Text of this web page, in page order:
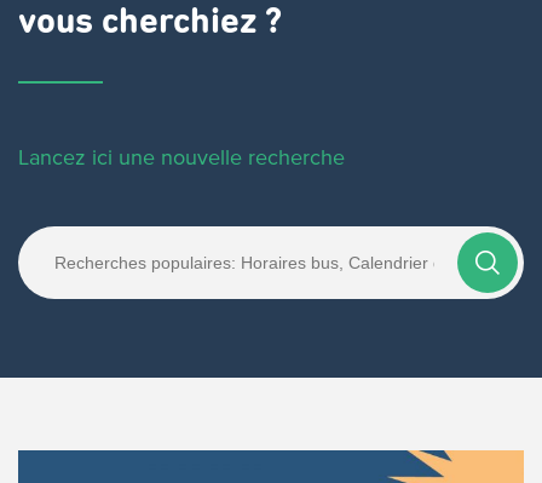
vous cherchiez ?
Lancez ici une nouvelle recherche